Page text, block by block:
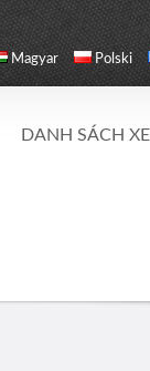
Magyar Polski
DANH SÁCH XE